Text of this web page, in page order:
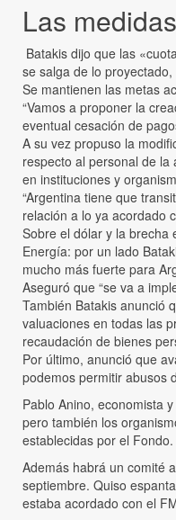
Las
Batakis dijo que las
se salga de lo
Se mantienen las metas
“Vamos a proponer la
eventual cesación de
A su vez propuso la
respecto al personal de la
en instituciones y
“Argentina tiene que
relación a lo ya acordado
Sobre el dólar y la brecha
Energía: por un lado
mucho más fuerte para
Aseguró que “se va a
También Batakis anunció
valuaciones en todas las
recaudación de bienes
Por último, anunció que
podemos permitir abusos
Pablo Anino, economista
pero también los
establecidas por el Fondo.
Además habrá un comité
septiembre. Quiso
estaba acordado con el